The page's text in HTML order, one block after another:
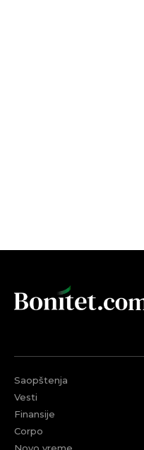
Saopštenja
Vesti
Finansije
Corpo